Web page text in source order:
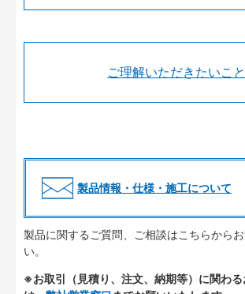
ご理解いただきたいこと
製品情報・仕様・施工について
製品に関するご質問、ご相談はこちらから
い。
※お取引（見積り、注文、納期等）に関わ